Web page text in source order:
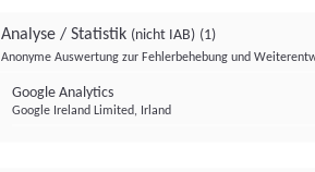
Analyse / Statistik (nicht IAB) (1)
Anonyme Auswertung zur Fehlerbehebung und
Google Analytics
Google Ireland Limited, Irland